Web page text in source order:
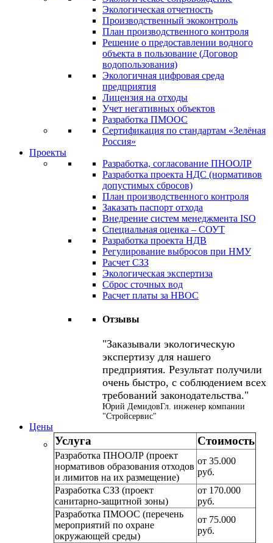
Экологическая отчетность
Производственный экоконтроль
План производственного контроля
Решение о предоставлении водного
объекта в пользование (Договор
водопользования)
Экологичная цифровая среда
предприятия
Лицензия на отходы
Учет негативных объектов
Разработка ПМООС
Сертификация по стандартам «Зелёная
Россия»
Проекты
Разработка, согласование ПНООЛР
Разработка проекта НДС (нормативов
допустимых сбросов)
План производственного контроля
Заказать паспорт отхода
Внедрение систем менеджмента ISO
Специальная оценка – СОУТ
Разработка проекта НДВ
Регулирование выбросов при НМУ
Расчет СЗЗ
Экологическая экспертиза
Сброс сточных вод
Расчет платы за НВОС
Отзывы
Заказывали экологическую
экспертизу для нашего
предприятия. Результат получили
очень быстро, с соблюдением всех
требований законодательства.
Юрий ДемидовГл. инженер компании
"Стройсервис"
Цены
Услуга Стоимость
Разработка ПНООЛР (проект
нормативов образования отходов
и лимитов на их размещение)
от 35.000
руб.
Разработка СЗЗ (проект
санитарно-защитной зоны)
от 170.000
руб.
Разработка ПМООС (перечень
мероприятий по охране
окружающей среды)
от 75.000
руб.